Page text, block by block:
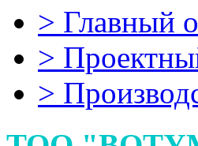
> Главный
>
>